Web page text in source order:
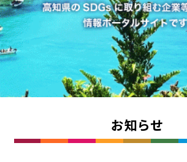
お知らせ